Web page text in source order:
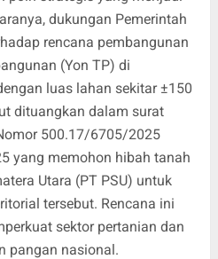
dukungan Pemerintah
rencana pembangunan
(Yon TP) di
luas lahan sekitar ±150
dituangkan dalam surat
500.17/6705/2025
yang memohon hibah tanah
Utara (PT PSU) untuk
tersebut. Rencana ini
sektor pertanian dan
pangan nasional.